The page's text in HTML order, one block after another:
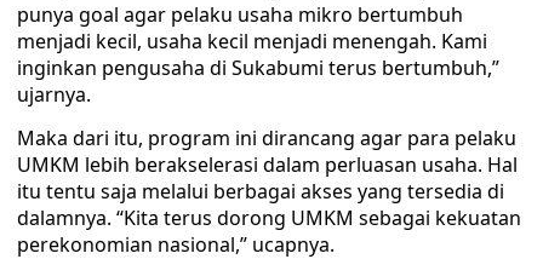
punya goal agar pelaku usaha mikro bertumbuh
menjadi kecil, usaha kecil menjadi menengah. Kami
inginkan pengusaha di Sukabumi terus bertumbuh,”
ujarnya.
Maka dari itu, program ini dirancang agar para pelaku
UMKM lebih berakselerasi dalam perluasan usaha. Hal
itu tentu saja melalui berbagai akses yang tersedia di
dalamnya. “Kita terus dorong UMKM sebagai kekuatan
perekonomian nasional,” ucapnya.